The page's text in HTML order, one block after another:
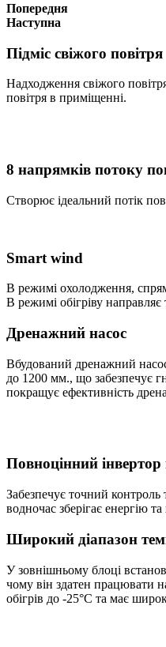
Попередня
Наступна
Підміс свіжого повітря
Надходження свіжого
повітря в приміщенні.
8 напрямків потоку
Створює ідеальний потік
Smart wind
В режимі охолодження,
В режимі обігріву направляє
Дренажний насос
Вбудований дренажний
до 1200 мм., що забезпечує
покращує ефективність
Повноцінний інвертор
Забезпечує точний контроль
водночас зберігає енергію
Широкий діапазон
У зовнішньому блоці
чому він здатен працювати
обігрів до -25°С та має